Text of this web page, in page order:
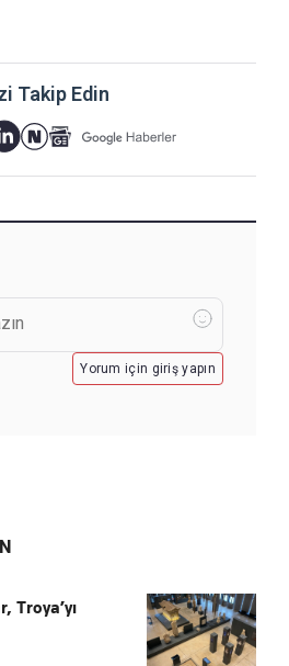
Takip Edin
Yorum için giriş yapın
Troya’yı